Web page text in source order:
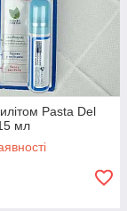
Pasta Del
мл